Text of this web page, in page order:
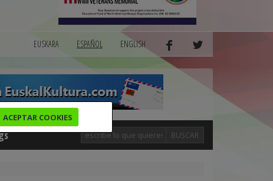
ACEPTAR COOKIES
EUSKARA ESPAÑOL ENGLISH
BUSCAR